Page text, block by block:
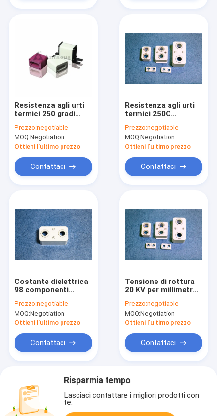
Resistenza agli urti
termici 250 gradi
di allumina con
assorbimento idrico
zero e densità di
grammi per
centimetro cubo
Prezzo:negotiable
MOQ:Negotiation
Ottieni l'ultimo prezzo
Contattaci
Resistenza agli urti
termici 250C
di alluminio che
garantisce la tenuta
dei gas ≤1,0 10-11
applicazioni di
fonderia
Prezzo:negotiable
MOQ:Negotiation
Ottieni l'ultimo prezzo
Contattaci
Costante dielettrica
98 componenti
che incorporano
Al2O3 e tenuta ai gas
al massimo 1,0 volte
Prezzo:negotiable
MOQ:Negotiation
Ottieni l'ultimo prezzo
Contattaci
Tensione di rottura
20 KV per millimetro
allumina con
assorbimento
d'acqua dello 0
uso industriale
Prezzo:negotiable
MOQ:Negotiation
Ottieni l'ultimo prezzo
Contattaci
Risparmia tempo
Lasciaci contattare i migliori prodotti con
te.